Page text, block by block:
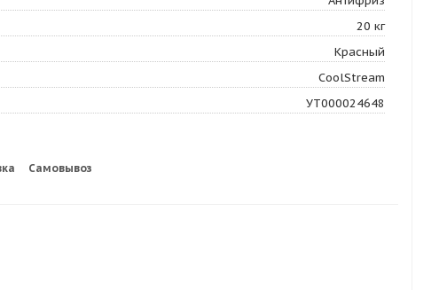
20 кг
Красный
CoolStream
УТ000024648
Самовывоз